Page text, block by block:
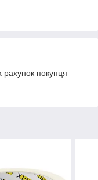
рахунок покупця